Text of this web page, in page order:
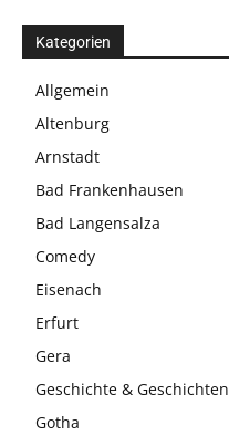
Kategorien
Allgemein
Altenburg
Arnstadt
Bad Frankenhausen
Bad Langensalza
Comedy
Eisenach
Erfurt
Gera
Geschichte & Geschichten
Gotha